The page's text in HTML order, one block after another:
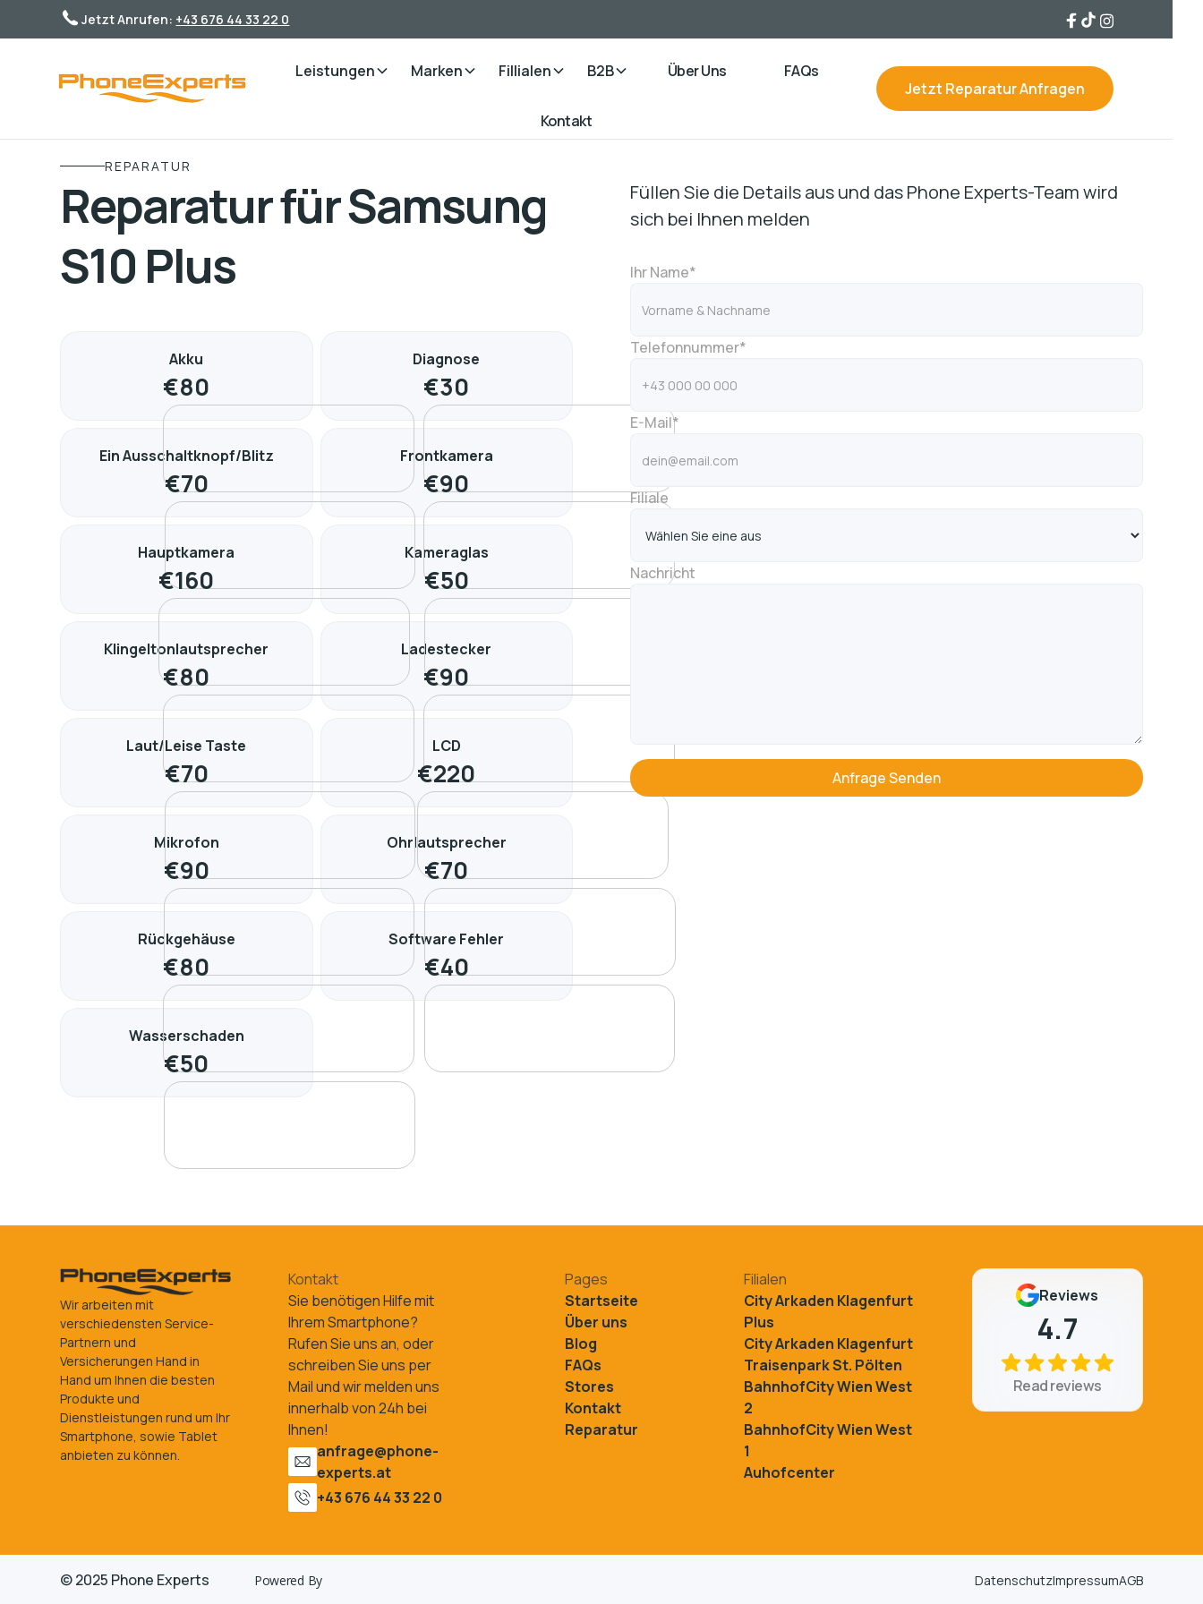
Jetzt Anrufen: +43 676 44 33 22 0
Leistungen Marken Fillialen B2B Über Uns FAQs
Kontakt
Jetzt Reparatur Anfragen
REPARATUR
Reparatur für Samsung
S10 Plus
Akku
€80
Diagnose
€30
Ein Ausschaltknopf/Blitz
€70
Frontkamera
€90
Hauptkamera
€160
Kameraglas
€50
Klingeltonlautsprecher
€80
Ladestecker
€90
Laut/Leise Taste
€70
LCD
€220
Mikrofon
€90
Ohrlautsprecher
€70
Rückgehäuse
€80
Software Fehler
€40
Wasserschaden
€50
Füllen Sie die Details aus und das Phone Experts-Team wird
sich bei Ihnen melden
Ihr Name*
Telefonnummer*
E-Mail*
Filiale
Nachricht
Wir arbeiten mit
verschiedensten Service-
Partnern und
Versicherungen Hand in
Hand um Ihnen die besten
Produkte und
Dienstleistungen rund um Ihr
Smartphone, sowie Tablet
anbieten zu können.
Kontakt
Sie benötigen Hilfe mit
Ihrem Smartphone?
Rufen Sie uns an, oder
schreiben Sie uns per
Mail und wir melden uns
innerhalb von 24h bei
Ihnen!
anfrage@phone-
experts.at
+43 676 44 33 22 0
Pages
Startseite
Über uns
Blog
FAQs
Stores
Kontakt
Reparatur
Filialen
City Arkaden Klagenfurt
Plus
City Arkaden Klagenfurt
Traisenpark St. Pölten
BahnhofCity Wien West
2
BahnhofCity Wien West
1
Auhofcenter
Reviews
4.7
Read reviews
© 2025 Phone Experts Powered By DatenschutzImpressumAGB